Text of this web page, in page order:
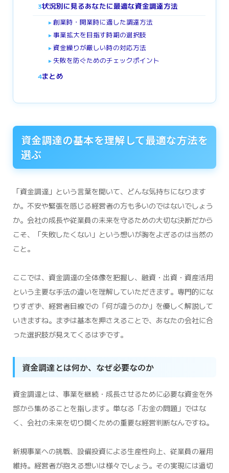
3状況別に見るあなたに最適な資金調達方法
► 創業時・開業時に適した調達方法
► 事業拡大を目指す時期の選択肢
► 資金繰りが厳しい時の対応方法
► 失敗を防ぐためのチェックポイント
4まとめ
資金調達の基本を理解して最適な方法を
選ぶ
「資金調達」という言葉を聞いて、どんな気持ちになります
か。不安や緊張を感じる経営者の方も多いのではないでしょう
か。会社の成長や従業員の未来を守るための大切な決断だから
こそ、「失敗したくない」という想いが胸をよぎるのは当然の
こと。
ここでは、資金調達の全体像を把握し、融資・出資・資産活用
という主要な手法の違いを理解していただきます。専門的にな
りすぎず、経営者目線での「何が違うのか」を優しく解説して
いきますね。まずは基本を押さえることで、あなたの会社に合
った選択肢が見えてくるはずです。
資金調達とは何か、なぜ必要なのか
資金調達とは、事業を継続・成長させるために必要な資金を外
部から集めることを指します。単なる「お金の問題」ではな
く、会社の未来を切り開くための重要な経営判断なんですね。
新規事業への挑戦、設備投資による生産性向上、従業員の雇用
維持。経営者が抱える想いは様々でしょう。その実現には適切